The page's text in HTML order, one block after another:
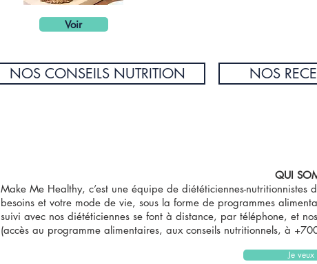
Voir
NOS CONSEILS NUTRITION NOS
QUI
Make Me Healthy, c’est une équipe de diététiciennes-
besoins et votre mode de vie, sous la forme de programmes
suivi avec nos diététiciennes se font à distance, par téléphone, et
(accès au programme alimentaires, aux conseils nutritionnels, à
Je